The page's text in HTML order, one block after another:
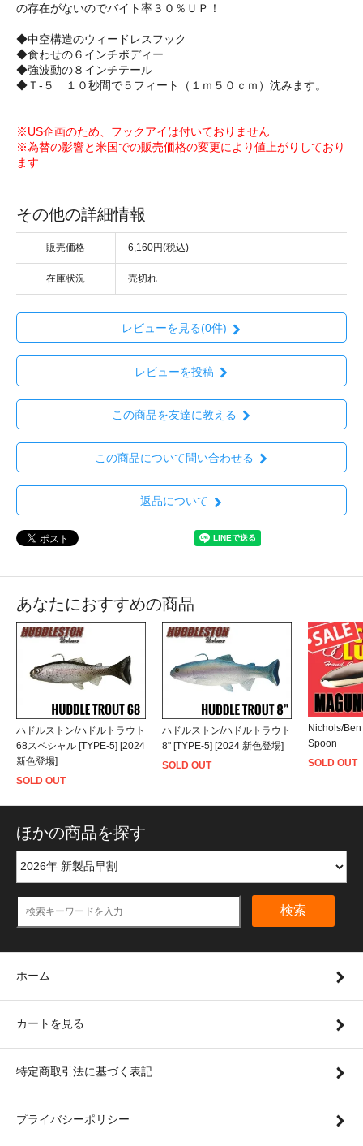
の存在がないのでバイト率３０％ＵＰ！
◆中空構造のウィードレスフック
◆食わせの６インチボディー
◆強波動の８インチテール
◆Ｔ-５ １０秒間で５フィート（１ｍ５０ｃｍ）沈みます。
※US企画のため、フックアイは付いておりません
※為替の影響と米国での販売価格の変更により値上がりしており
ます
その他の詳細情報
販売価格 6,160円(税込)
在庫状況 売切れ
レビューを見る(0件)
レビューを投稿
この商品を友達に教える
この商品について問い合わせる
返品について
あなたにおすすめの商品
ハドルストン/ハドルトラウト
68スペシャル [TYPE-5] [2024
新色登場]
SOLD OUT
ハドルストン/ハドルトラウト
8" [TYPE-5] [2024 新色登場]
SOLD OUT
Nichols/
Spoon
SOLD OUT
ほかの商品を探す
検索
ホーム
カートを見る
特定商取引法に基づく表記
プライバシーポリシー